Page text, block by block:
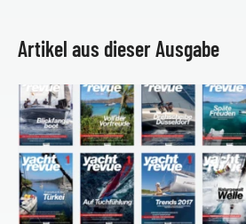
Artikel aus dieser Ausgabe